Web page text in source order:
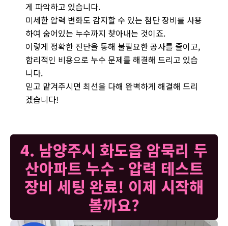
게 파악하고 있습니다.
미세한 압력 변화도 감지할 수 있는 첨단 장비를 사용
하여 숨어있는 누수까지 찾아내는 것이죠.
이렇게 정확한 진단을 통해 불필요한 공사를 줄이고,
합리적인 비용으로 누수 문제를 해결해 드리고 있습
니다.
믿고 맡겨주시면 최선을 다해 완벽하게 해결해 드리
겠습니다!
4. 남양주시 화도읍 암묵리 두
산아파트 누수 - 압력 테스트
장비 세팅 완료! 이제 시작해
볼까요?